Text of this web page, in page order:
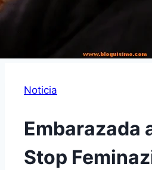
Noticia
Embarazada
Stop